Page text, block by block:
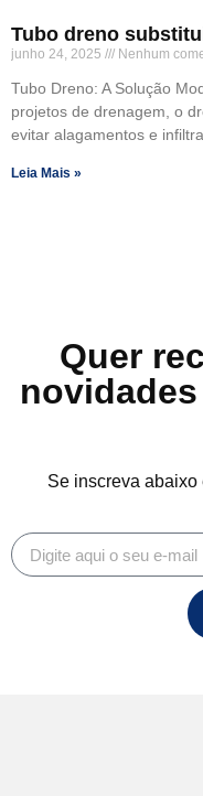
Tubo dreno
junho 24, 2025 Nenhum
Tubo Dreno: A Solução
projetos de drenagem, o
evitar alagamentos e
Leia Mais »
Quer
Se inscreva